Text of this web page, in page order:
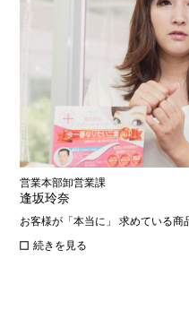
営業本部卸営業課
逢坂玲奈
お客様が「本当に」 求めている商
続きを見る